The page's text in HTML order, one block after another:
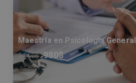
Maestría en Psicología General
1.960$ 980$